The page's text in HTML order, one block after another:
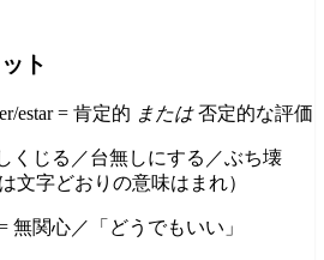
ト
estar = 肯定的 または否定的な評価
くじる／台無しにする／ぶち壊
文字どおりの意味はまれ）
無関心／「どうでもいい」